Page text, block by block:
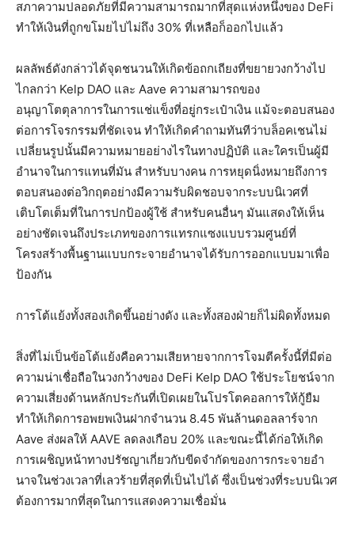
สภาความปลอดภัยที่มีความสามารถมากที่สุดแห่งหนึ่งของ DeFi
ทำให้เงินที่ถูกขโมยไปไม่ถึง 30% ที่เหลือก็ออกไปแล้ว
ผลลัพธ์ดังกล่าวได้จุดชนวนให้เกิดข้อถกเถียงที่ขยายวงกว้างไป
ไกลกว่า Kelp DAO และ Aave ความสามารถของ
อนุญาโตตุลาการในการแช่แข็งที่อยู่กระเป๋าเงิน แม้จะตอบสนอง
ต่อการโจรกรรมที่ชัดเจน ทำให้เกิดคำถามทันทีว่าบล็อคเชนไม่
เปลี่ยนรูปนั้นมีความหมายอย่างไรในทางปฏิบัติ และใครเป็นผู้มี
อำนาจในการแทนที่มัน สำหรับบางคน การหยุดนิ่งหมายถึงการ
ตอบสนองต่อวิกฤตอย่างมีความรับผิดชอบจากระบบนิเวศที่
เติบโตเต็มที่ในการปกป้องผู้ใช้ สำหรับคนอื่นๆ มันแสดงให้เห็น
อย่างชัดเจนถึงประเภทของการแทรกแซงแบบรวมศูนย์ที่
โครงสร้างพื้นฐานแบบกระจายอำนาจได้รับการออกแบบมาเพื่อ
ป้องกัน
การโต้แย้งทั้งสองเกิดขึ้นอย่างดัง และทั้งสองฝ่ายก็ไม่ผิดทั้งหมด
สิ่งที่ไม่เป็นข้อโต้แย้งคือความเสียหายจากการโจมตีครั้งนี้ที่มีต่อ
ความน่าเชื่อถือในวงกว้างของ DeFi Kelp DAO ใช้ประโยชน์จาก
ความเสี่ยงด้านหลักประกันที่เปิดเผยในโปรโตคอลการให้กู้ยืม
ทำให้เกิดการอพยพเงินฝากจำนวน 8.45 พันล้านดอลลาร์จาก
Aave ส่งผลให้ AAVE ลดลงเกือบ 20% และขณะนี้ได้ก่อให้เกิด
การเผชิญหน้าทางปรัชญาเกี่ยวกับขีดจำกัดของการกระจายอำ
นาจในช่วงเวลาที่เลวร้ายที่สุดที่เป็นไปได้ ซึ่งเป็นช่วงที่ระบบนิเวศ
ต้องการมากที่สุดในการแสดงความเชื่อมั่น